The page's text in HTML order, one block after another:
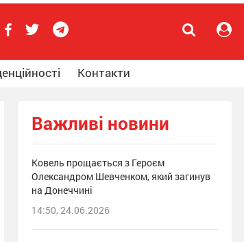
Контакти
Важливі новини
Ковель прощається з Героєм
Олександром Шевченком, який загинув
на Донеччині
14:50, 24.06.2026